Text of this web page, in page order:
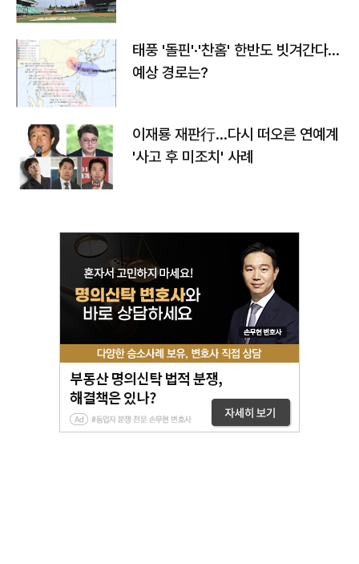
태풍 '돌핀'·'찬홈' 한반도 빗겨간다…
예상 경로는?
이재룡 재판行…다시 떠오른 연예계
'사고 후 미조치' 사례